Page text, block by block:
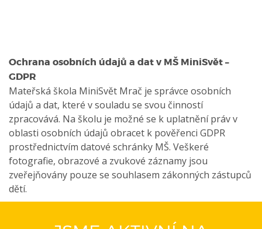
Ochrana osobních údajů a dat v MŠ MiniSvět –
GDPR
Mateřská škola MiniSvět Mrač je správce osobních
údajů a dat, které v souladu se svou činností
zpracovává. Na školu je možné se k uplatnění práv v
oblasti osobních údajů obracet k pověřenci GDPR
prostřednictvím datové schránky MŠ. Veškeré
fotografie, obrazové a zvukové záznamy jsou
zveřejňovány pouze se souhlasem zákonných zástupců
dětí.